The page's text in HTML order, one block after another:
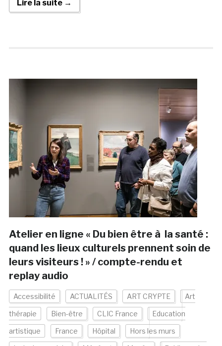
Lire la suite →
Atelier en ligne « Du bien être à la santé :
quand les lieux culturels prennent soin de
leurs visiteurs ! » / compte-rendu et
replay audio
Accessibilité ACTUALITÉS ART CRYPTE Art
thérapie Bien-être CLIC France Education
artistique France Hôpital Hors les murs